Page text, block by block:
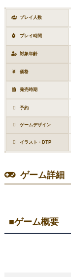
プレイ人数
プレイ時間
対象年齢
価格
発売時期
予約
ゲームデザイン
イラスト・DTP
ゲーム詳細
■ゲーム概要